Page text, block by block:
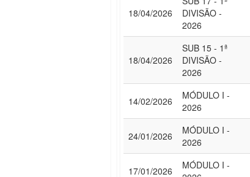
18/04/2026
DIVISÃO -
2026
18/04/2026
SUB 15 - 1ª
DIVISÃO -
2026
14/02/2026
MÓDULO I -
2026
24/01/2026
MÓDULO I -
2026
17/01/2026
MÓDULO I -